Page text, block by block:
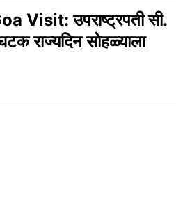
Visit: उपराष्ट्रपती सी.
राज्यदिन सोहळ्‍याला